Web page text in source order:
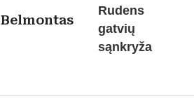
Belmontas
Rudens
gatvių
sąnkryža